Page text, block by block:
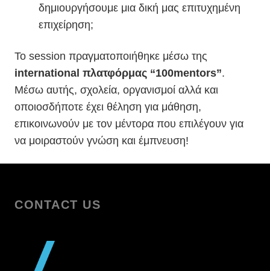
δημιουργήσουμε μια δική μας επιτυχημένη
επιχείρηση;
To session πραγματοποιήθηκε μέσω της
international πλατφόρμας “100mentors”.
Μέσω αυτής, σχολεία, οργανισμοί αλλά και
οποιοσδήποτε έχει θέληση για μάθηση,
επικοινωνούν με τον μέντορα που επιλέγουν για
να μοιραστούν γνώση και έμπνευση!
CONTACT US